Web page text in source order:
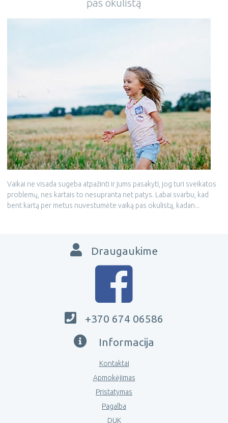
Vaikai ne visada sugeba atpažinti ir jums pasakyti, jog turi sveikatos
problemų, nes kartais to nesupranta net patys. Labai svarbu, kad
bent kartą per metus nuvestumėte vaiką pas okulistą, kadan...
Draugaukime
+370 674 06586
Informacija
Kontaktai
Apmokėjimas
Pristatymas
Pagalba
DUK